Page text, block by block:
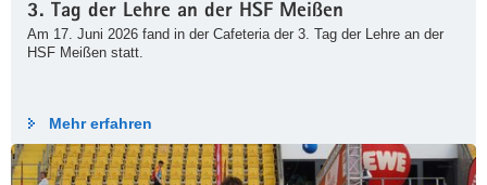
3. Tag der Lehre an der HSF Meißen
Am 17. Juni 2026 fand in der Cafeteria der 3. Tag der Lehre an der
HSF Meißen statt.
Mehr erfahren